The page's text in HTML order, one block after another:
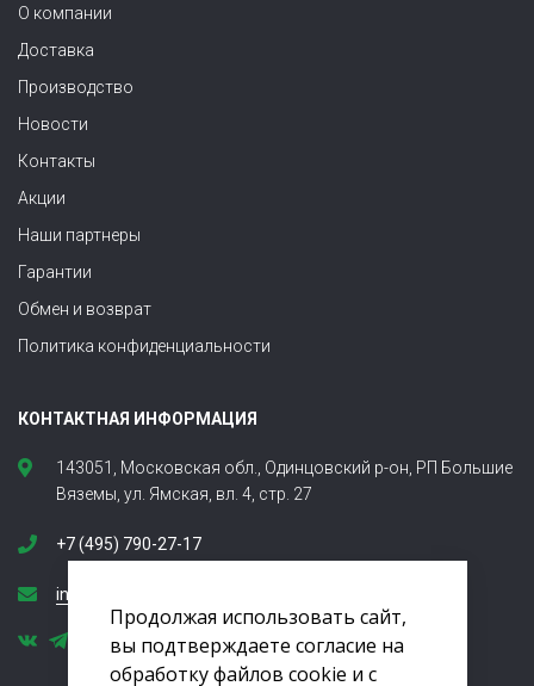
Продолжая использовать сайт,
вы подтверждаете согласие на
обработку файлов cookie и с
О компании
Доставка
Производство
Новости
Контакты
Акции
Наши партнеры
Гарантии
Обмен и возврат
Политика конфиденциальности
КОНТАКТНАЯ ИНФОРМАЦИЯ
143051, Московская обл., Одинцовский р-он, РП Большие
Вяземы, ул. Ямская, вл. 4, стр. 27
+7 (495) 790-27-17
info@tehnoplit.ru